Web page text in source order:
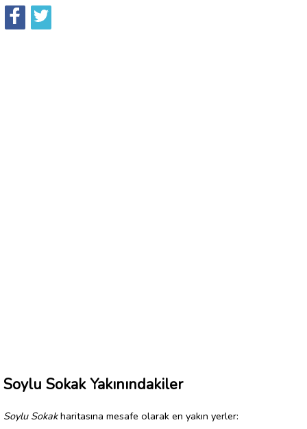
Soylu Sokak Yakınındakiler
Soylu Sokakharitasına mesafe olarak en yakın yerler: